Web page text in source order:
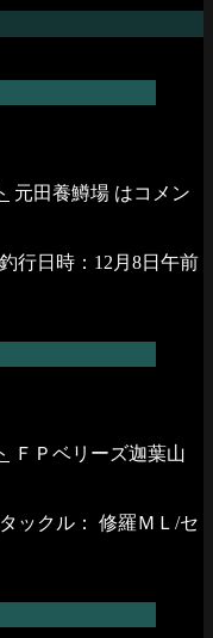
元田養鱒場 はコメン
行日時：12月8日午前
ＦＰベリーズ迦葉山
ックル： 修羅ＭＬ/セ